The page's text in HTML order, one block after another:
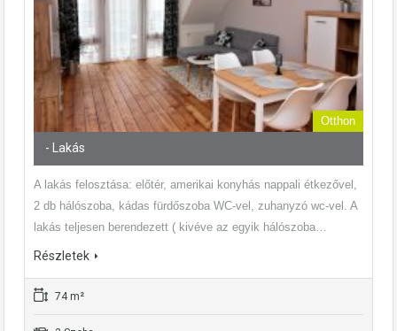
Otthon
- Lakás
A lakás felosztása: előtér, amerikai konyhás nappali étkezővel,
2 db hálószoba, kádas fürdőszoba WC-vel, zuhanyzó wc-vel. A
lakás teljesen berendezett ( kivéve az egyik hálószoba…
Részletek
74 m²